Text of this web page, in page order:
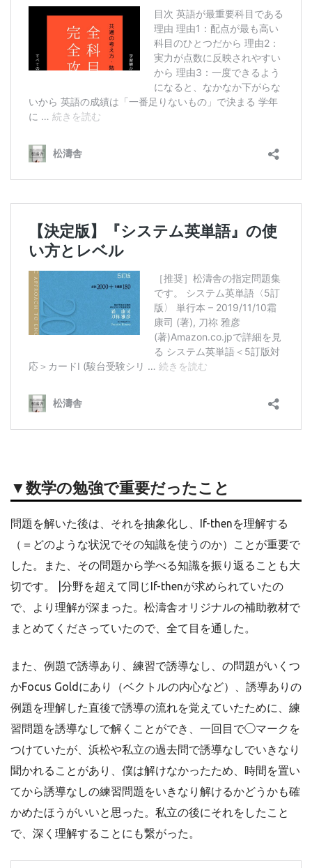
▼数学の勉強で重要だったこと
問題を解いた後は、それを抽象化し、If-thenを理解する
（＝どのような状況でその知識を使うのか）ことが重要で
した。また、その問題から学べる知識を振り返ることも大
切です。 |分野を超えて同じIf-thenが求められていたの
で、より理解が深まった。松濤舎オリジナルの補助教材で
まとめてくださっていたので、全て目を通した。
また、例題で誘導あり、練習で誘導なし、の問題がいくつ
かFocus Goldにあり（ベクトルの内心など）、誘導ありの
例題を理解した直後で誘導の流れを覚えていたために、練
習問題を誘導なしで解くことができ、一回目で◯マークを
つけていたが、浜松や私立の過去問で誘導なしでいきなり
聞かれることがあり、僕は解けなかったため、時間を置い
てから誘導なしの練習問題をいきなり解けるかどうかも確
かめたほうがいいと思った。私立の後にそれをしたこと
で、深く理解することにも繋がった。